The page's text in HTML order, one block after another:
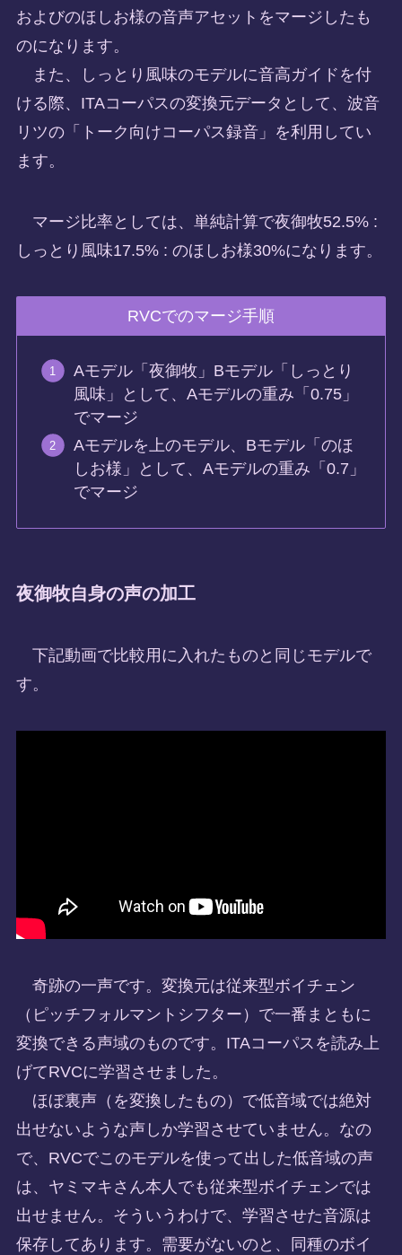
およびのほしお様の音声アセットをマージしたも
のになります。
また、しっとり風味のモデルに音高ガイドを付
ける際、ITAコーパスの変換元データとして、波音
リツの「トーク向けコーパス録音」を利用してい
ます。
マージ比率としては、単純計算で夜御牧52.5% :
しっとり風味17.5% : のほしお様30%になります。
RVCでのマージ手順
Aモデル「夜御牧」Bモデル「しっとり
風味」として、Aモデルの重み「0.75」
でマージ
Aモデルを上のモデル、Bモデル「のほ
しお様」として、Aモデルの重み「0.7」
でマージ
夜御牧自身の声の加工
下記動画で比較用に入れたものと同じモデルで
す。
奇跡の一声です。変換元は従来型ボイチェン
（ピッチフォルマントシフター）で一番まともに
変換できる声域のものです。ITAコーパスを読み上
げてRVCに学習させました。
ほぼ裏声（を変換したもの）で低音域では絶対
出せないような声しか学習させていません。なの
で、RVCでこのモデルを使って出した低音域の声
は、ヤミマキさん本人でも従来型ボイチェンでは
出せません。そういうわけで、学習させた音源は
保存してあります。需要がないのと、同種のボイ